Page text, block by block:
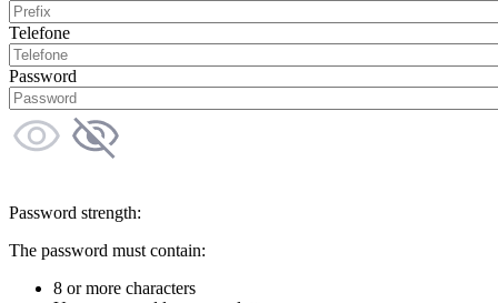
Telefone
Password
Password strength:
The password must contain:
8 or more characters